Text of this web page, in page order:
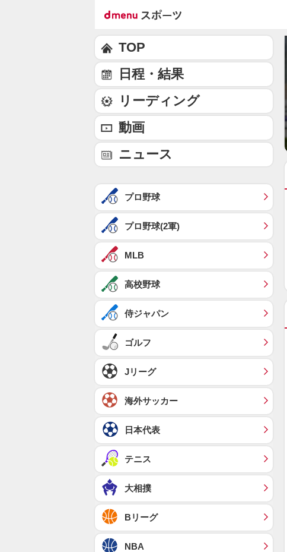
TOP
日程・結果
リーディング
動画
ニュース
プロ野球
プロ野球(2軍)
MLB
高校野球
侍ジャパン
ゴルフ
Jリーグ
海外サッカー
日本代表
テニス
大相撲
Bリーグ
NBA